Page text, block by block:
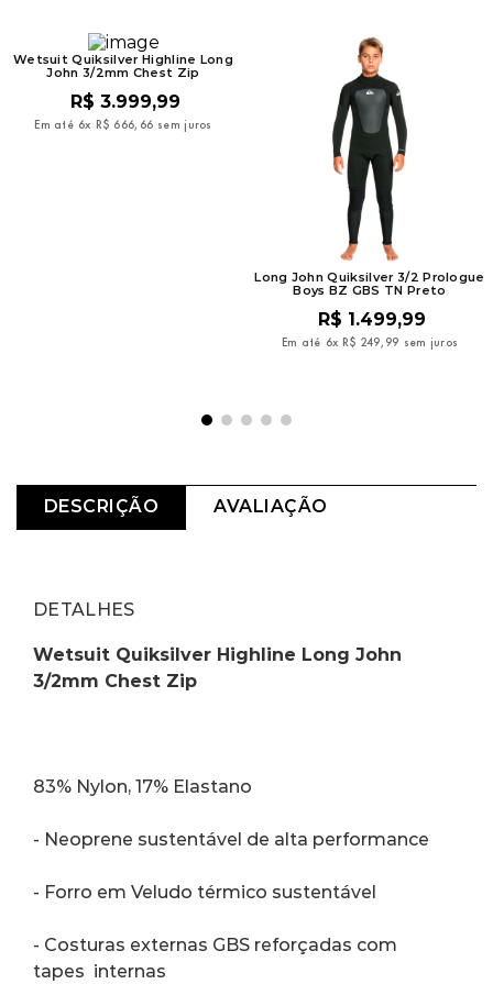
Wetsuit Quiksilver Highline Long
John 3/2mm Chest Zip
R$ 3.999,99
Em até 6x R$ 666, 66 sem juros
Long John Quiksilver 3/2 Prologue
Boys BZ GBS TN Preto
R$ 1.499,99
Em até 6x R$ 249, 99 sem juros
DESCRIÇÃO AVALIAÇÃO
DETALHES
Wetsuit Quiksilver Highline Long John
3/2mm Chest Zip
83% Nylon, 17% Elastano
- Neoprene sustentável de alta performance
- Forro em Veludo térmico sustentável
- Costuras externas GBS reforçadas com
tapes  internas